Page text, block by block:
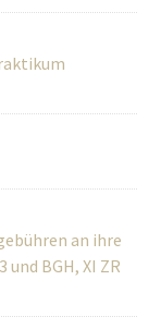
an ihre
und BGH, XI ZR